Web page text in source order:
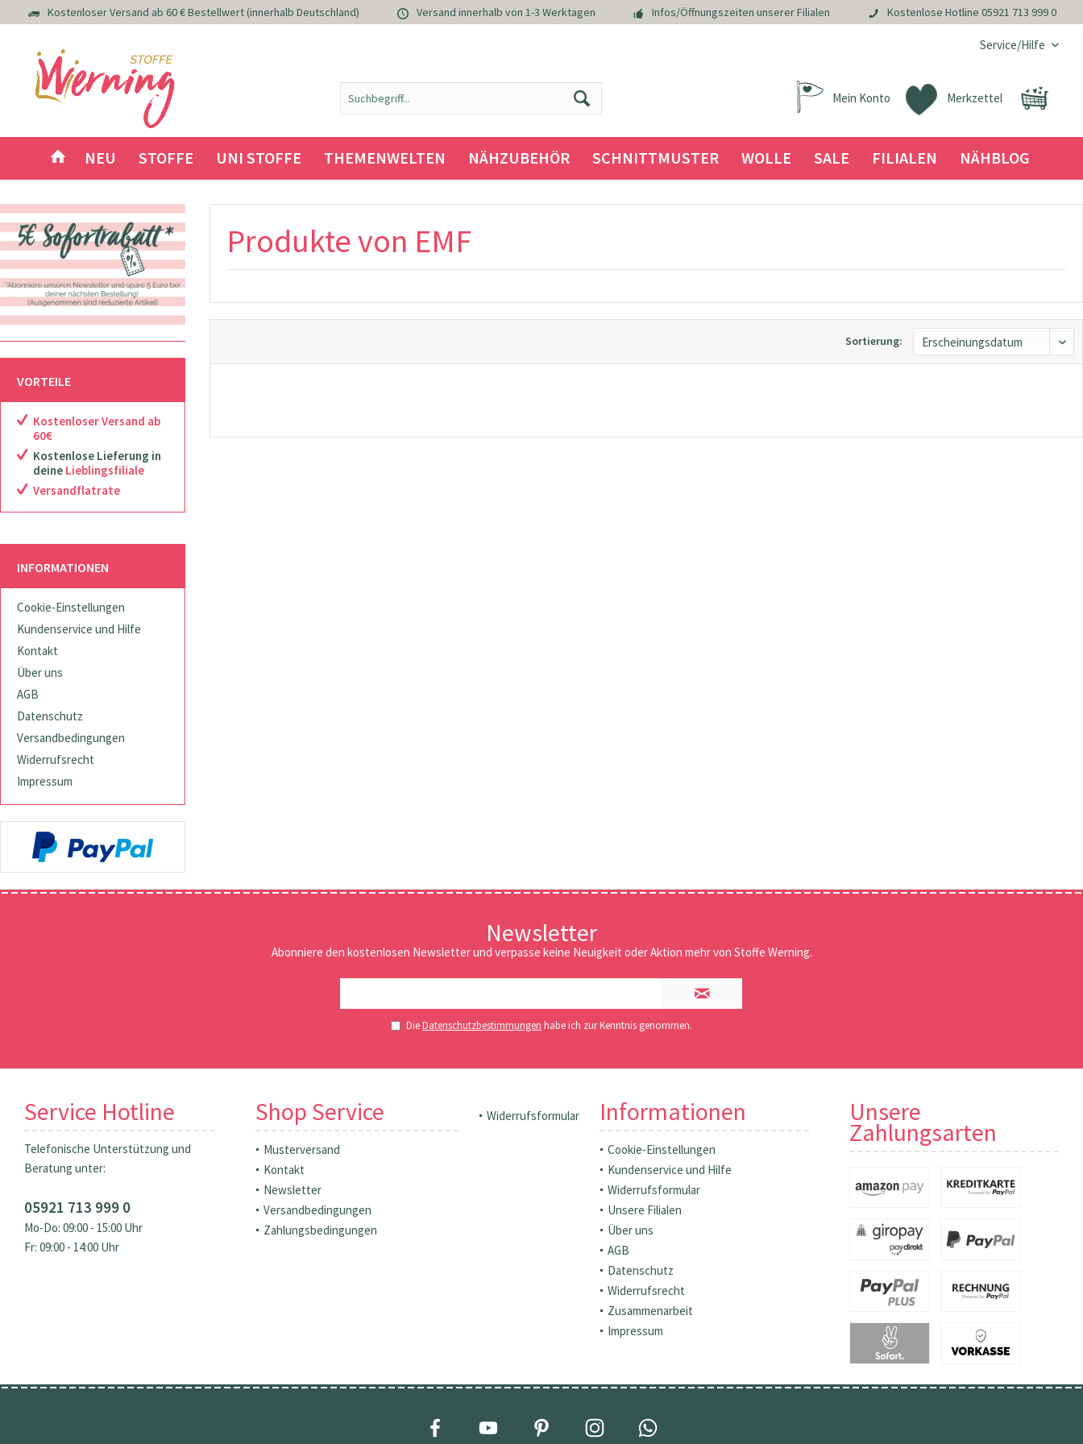
Kostenloser Versand ab 60 € Bestellwert (innerhalb Deutschland) Versand innerhalb von 1-3 Werktagen Infos/Öffnungszeiten unserer Filialen Kostenlose Hotline 05921 713 999 0
Service/Hilfe
Merkzettel
Mein Konto
NEU STOFFE UNI STOFFE THEMENWELTEN NÄHZUBEHÖR SCHNITTMUSTER WOLLE SALE FILIALEN NÄHBLOG
VORTEILE
Kostenloser Versand ab
60€
Kostenlose Lieferung in
deine Lieblingsfiliale
Versandflatrate
INFORMATIONEN
Cookie-Einstellungen
Kundenservice und Hilfe
Kontakt
Über uns
AGB
Datenschutz
Versandbedingungen
Widerrufsrecht
Impressum
Produkte von EMF
Sortierung:
Newsletter
Abonniere den kostenlosen Newsletter und verpasse keine Neuigkeit oder Aktion mehr von Stoffe Werning.
DieDatenschutzbestimmungen habe ich zur Kenntnis genommen.
Service Hotline
Telefonische Unterstützung und
Beratung unter:
05921 713 999 0
Mo-Do: 09:00 - 15:00 Uhr
Fr: 09:00 - 14:00 Uhr
Shop Service
Musterversand
Kontakt
Newsletter
Versandbedingungen
Zahlungsbedingungen
Widerrufsformular Informationen
Cookie-Einstellungen
Kundenservice und Hilfe
Widerrufsformular
Unsere Filialen
Über uns
AGB
Datenschutz
Widerrufsrecht
Zusammenarbeit
Impressum
Unsere
Zahlungsarten